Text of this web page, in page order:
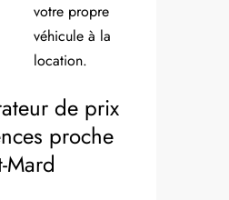
votre propre
véhicule à la
location.
de prix
proche
Mard